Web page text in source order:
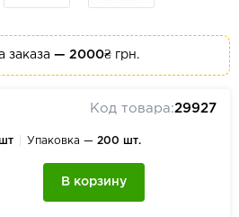
заказа — 2000₴ грн.
Код товара:29927
Упаковка — 200 шт.
В корзину